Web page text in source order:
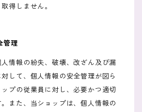
得しません。
管理
情報の紛失、破壊、改ざん及び漏
して、個人情報の安全管理が図ら
プの従業員に対し、必要かつ適切
また、当ショップは、個人情報の